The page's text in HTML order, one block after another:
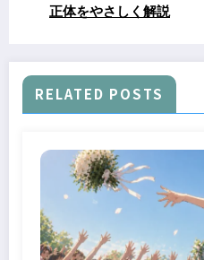
正体をやさしく解説
RELATED POSTS